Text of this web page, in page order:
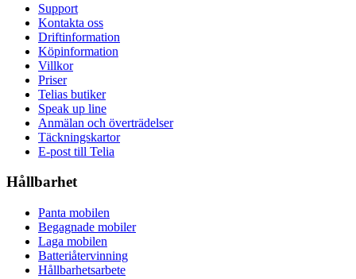
Support
Kontakta oss
Driftinformation
Köpinformation
Villkor
Priser
Telias butiker
Speak up line
Anmälan och överträdelser
Täckningskartor
E-post till Telia
Hållbarhet
Panta mobilen
Begagnade mobiler
Laga mobilen
Batteriåtervinning
Hållbarhetsarbete